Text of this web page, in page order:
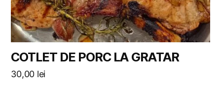
COTLET DE PORC LA GRATAR
30,00 lei